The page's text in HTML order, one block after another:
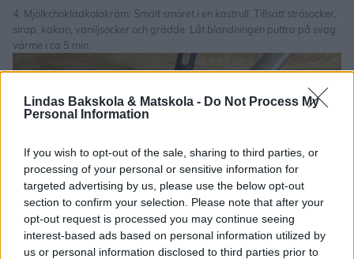
Lindas Bakskola & Matskola - Do Not Process My
Personal Information
If you wish to opt-out of the sale, sharing to third parties, or
processing of your personal or sensitive information for
targeted advertising by us, please use the below opt-out
section to confirm your selection. Please note that after your
opt-out request is processed you may continue seeing
interest-based ads based on personal information utilized by
us or personal information disclosed to third parties prior to
4. Mjölkchokladkolakräm: Smält smöret i en kastrull. Tillsätt strösocker,
sirap, kakao, vaniljsocker och grädde. Låt blandningen puttra på svag
värme i ca 5 min.